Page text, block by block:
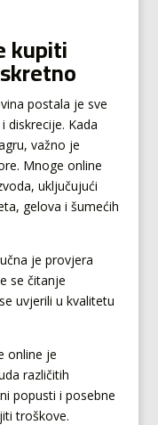
kupiti
postala je sve
diskrecije. Kada
važno je
Mnoge online
uključujući
gelova i šumećih
je provjera
se čitanje
uvjerili u kvalitetu
online je
različitih
popusti i posebne
troškove.